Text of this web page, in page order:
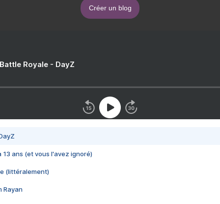
Créer un blog
Royale - DayZ
13 ans (et vous l'avez ignoré)
(littéralement)
Rayan